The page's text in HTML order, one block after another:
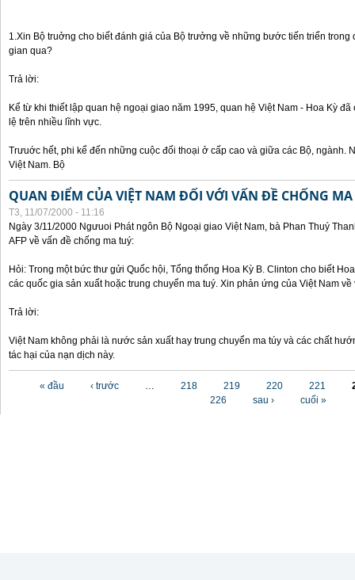
1.Xin Bộ truởng cho biết đánh giá của Bộ trưởng về những bước tiến triển trong
gian qua?
Trả lời:
Kể từ khi thiết lập quan hệ ngoại giao năm 1995, quan hệ Việt Nam - Hoa Kỳ
lệ trên nhiều lĩnh vực.
Trưuớc hết, phi kể đến những cuộc đối thoại ở cấp cao và giữa các Bộ, ngành.
Việt Nam. Bộ
QUAN ĐIỂM CỦA VIỆT NAM ĐỐI VỚI VẤN ĐỀ CHỐNG MA
T3, 11/07/2000 - 11:16
Ngày 3/11/2000 Ngưuoi Phát ngôn Bộ Ngoại giao Việt Nam, bà Phan Thuý
AFP về vấn đề chống ma tuý:
Hỏi: Trong một bức thư gửi Quốc hội, Tổng thống Hoa Kỳ B. Clinton cho biết
các quốc gia sản xuất hoặc trung chuyển ma tuý. Xin phản ứng của Việt Nam về
Trả lời:
Việt Nam không phải là nước sản xuất hay trung chuyển ma túy và các chất
tác hại của nạn dịch này.
« đầu ‹ trước … 218 219 220 221
226
sau › cuối »